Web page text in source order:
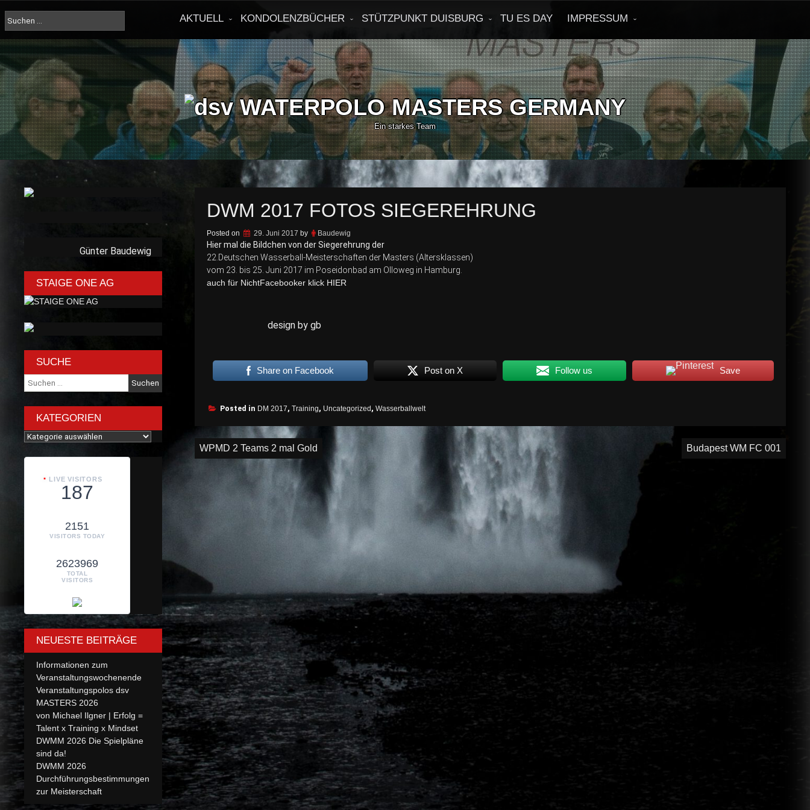
content
Suche
nach:
AKTUELL KONDOLENZBÜCHER STÜTZPUNKT DUISBURG TU ES DAY IMPRESSUM
Ein starkes Team
DWM 2017 FOTOS SIEGEREHRUNG
Posted on 29. Juni 2017 by Baudewig
Hier mal die Bildchen von der Siegerehrung der
22.Deutschen Wasserball-Meisterschaften der Masters (Altersklassen)
vom 23. bis 25. Juni 2017 im Poseidonbad am Olloweg in Hamburg.
auch für NichtFacebooker klick HIER
design by gb
Share on Facebook Post on X Follow us Save
Posted in DM 2017, Training, Uncategorized, Wasserballwelt
Beitragsnavigation
WPMD 2 Teams 2 mal Gold Budapest WM FC 001
Günter Baudewig
STAIGE ONE AG
SUCHE
Suche
nach:
KATEGORIEN
Kategorien
LIVE VISITORS
187
2151
VISITORS TODAY
2623969
TOTAL
VISITORS
NEUESTE BEITRÄGE
Informationen zum
Veranstaltungswochenende
Veranstaltungspolos dsv
MASTERS 2026
von Michael Ilgner | Erfolg =
Talent x Training x Mindset
DWMM 2026 Die Spielpläne
sind da!
DWMM 2026
Durchführungsbestimmungen
zur Meisterschaft